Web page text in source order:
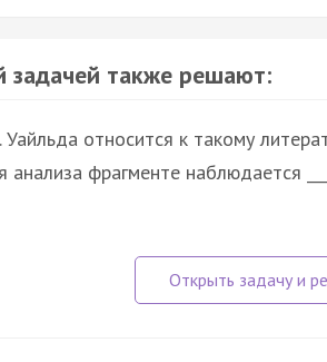
задачей также решают:
относится к такому
фрагменте наблюдается